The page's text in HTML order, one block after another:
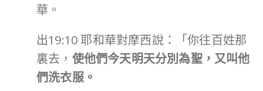
華。
出19:10 耶和華對摩西說：「你往百姓那
裏去， 使他們今天明天分別為聖，又叫他
們洗衣服。